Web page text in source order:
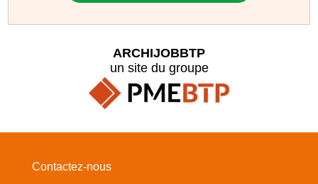
ARCHIJOBBTP
un site du groupe
Contactez-nous